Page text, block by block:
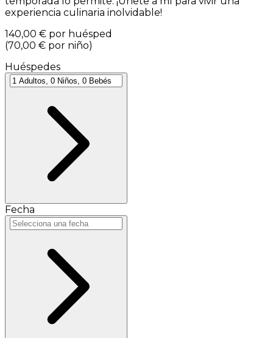
experiencia culinaria inolvidable!
140,00 € por huésped
(70,00 € por niño)
Huéspedes
Fecha